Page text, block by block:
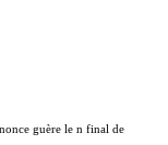
guère le n final de